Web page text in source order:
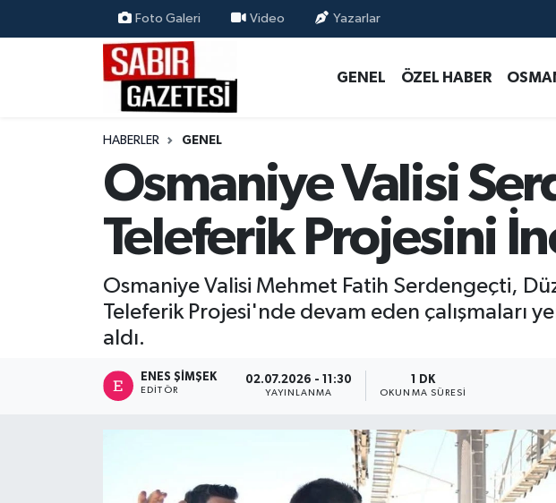
Foto Galeri Video Yazarlar
GENEL ÖZEL HABER
HABERLER GENEL
Osmaniye Valisi
Teleferik Projesini
Osmaniye Valisi Mehmet Fatih Serdengeçti,
Teleferik Projesi'nde devam eden çalışmaları
aldı.
ENES ŞIMŞEK
EDITÖR
02.07.2026 - 11:30
YAYINLANMA
1 DK
OKUNMA SÜRESI
ÖZEL HABER
MAGAZİN
RESMİ İLANLAR
Osmaniye Nöbetçi Eczaneler
Osmaniye Hava Durumu
Osmaniye Trafik Yoğunluk Haritası
Süper Lig Puan Durumu ve Fikstür
Tüm Manşetler
Son Dakika Haberleri
Haber Arşivi